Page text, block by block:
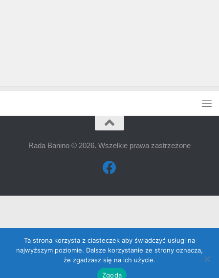
Rada Banino © 2026. Wszelkie prawa zastrzeżone
Ta strona korzysta z ciasteczek aby świadczyć usługi na
najwyższym poziomie. Dalsze korzystanie ze strony oznacza,
że zgadzasz się na ich użycie.
Zgoda